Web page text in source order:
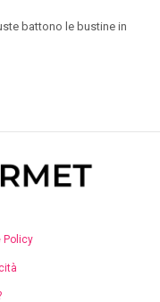
battono le bustine in
Policy